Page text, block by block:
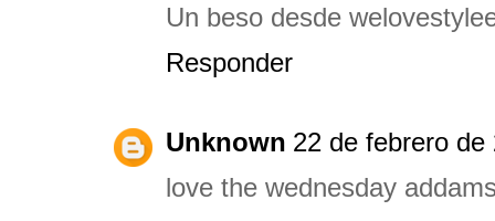
Un beso desde
Responder
Unknown 22 de febrero
love the wednesday